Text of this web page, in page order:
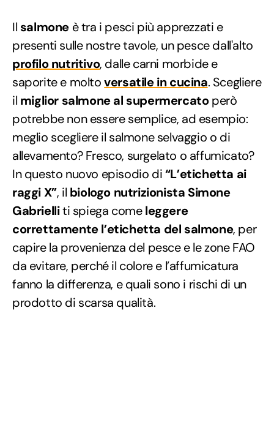
Il salmone è tra i pesci più apprezzati e
presenti sulle nostre tavole, un pesce dall'alto
profilo nutritivo, dalle carni morbide e
saporite e moltoversatile in cucina. Scegliere
il miglior salmone al supermercatoperò
potrebbe non essere semplice, ad esempio:
meglio scegliere il salmone selvaggio o di
allevamento? Fresco, surgelato o affumicato?
In questo nuovo episodio di“L’etichetta ai
raggi X”, il biologo nutrizionista Simone
Gabrielliti spiega comeleggere
correttamente l’etichetta del salmone, per
capire la provenienza del pesce e le zone FAO
da evitare, perché il colore e l’affumicatura
fanno la differenza, e quali sono i rischi di un
prodotto di scarsa qualità.